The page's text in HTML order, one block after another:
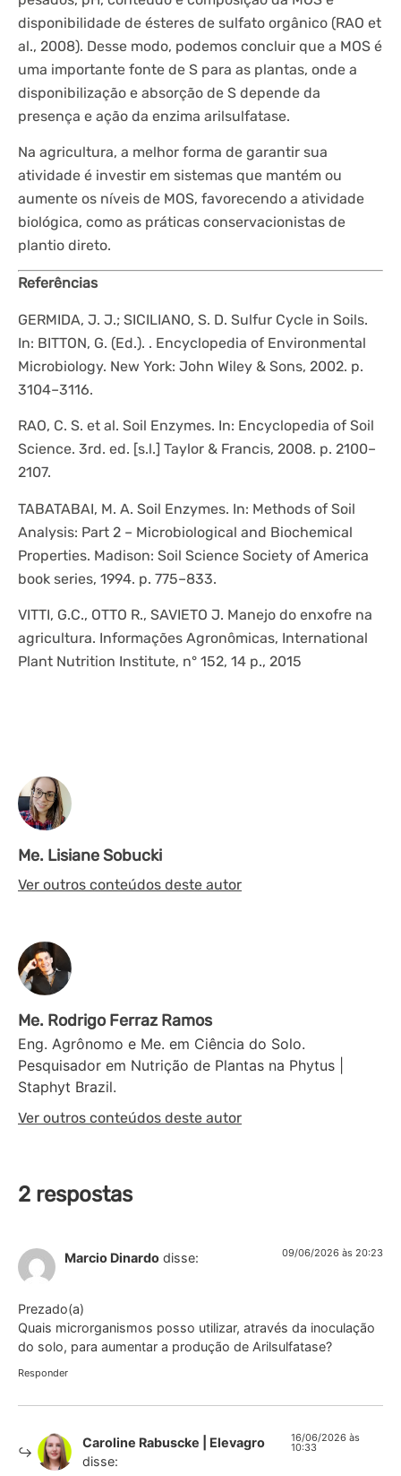
disponibilidade de ésteres de sulfato orgânico (RAO et
al., 2008). Desse modo, podemos concluir que a MOS é
uma importante fonte de S para as plantas, onde a
disponibilização e absorção de S depende da
presença e ação da enzima arilsulfatase.
Na agricultura, a melhor forma de garantir sua
atividade é investir em sistemas que mantém ou
aumente os níveis de MOS, favorecendo a atividade
biológica, como as práticas conservacionistas de
plantio direto.
Referências
GERMIDA, J. J.; SICILIANO, S. D. Sulfur Cycle in Soils.
In: BITTON, G. (Ed.). . Encyclopedia of Environmental
Microbiology. New York: John Wiley & Sons, 2002. p.
3104–3116.
RAO, C. S. et al. Soil Enzymes. In: Encyclopedia of Soil
Science. 3rd. ed. [s.l.] Taylor & Francis, 2008. p. 2100–
2107.
TABATABAI, M. A. Soil Enzymes. In: Methods of Soil
Analysis: Part 2 – Microbiological and Biochemical
Properties. Madison: Soil Science Society of America
book series, 1994. p. 775–833.
VITTI, G.C., OTTO R., SAVIETO J. Manejo do enxofre na
agricultura. Informações Agronômicas, International
Plant Nutrition Institute, n° 152, 14 p., 2015
Me. Lisiane Sobucki
Ver outros conteúdos deste autor
Me. Rodrigo Ferraz Ramos
Eng. Agrônomo e Me. em Ciência do Solo.
Pesquisador em Nutrição de Plantas na Phytus |
Staphyt Brazil.
Ver outros conteúdos deste autor
2 respostas
Marcio Dinardo disse: 09/06/2026 às 20:23
Prezado(a)
Quais microrganismos posso utilizar, através da inoculação
do solo, para aumentar a produção de Arilsulfatase?
Responder
Caroline Rabuscke | Elevagro
disse:
16/06/2026 às
10:33